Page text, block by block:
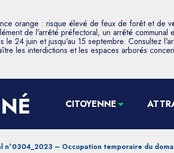
orange : risque élevé de feux de forêt et de
de l'arrêté préfectoral, un arrêté communal
le 24 juin et jusqu'au 15 septembre. Consultez
les interdictions et les espaces arborés
CITOYENNE
n°0304_2023 – Occupation temporaire du